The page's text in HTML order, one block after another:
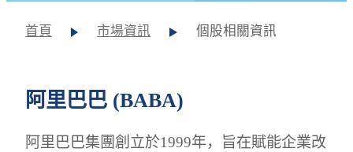
首頁 市場資訊 個股相關資訊
阿里巴巴 (BABA)
阿里巴巴集團創立於1999年，旨在賦能企業改